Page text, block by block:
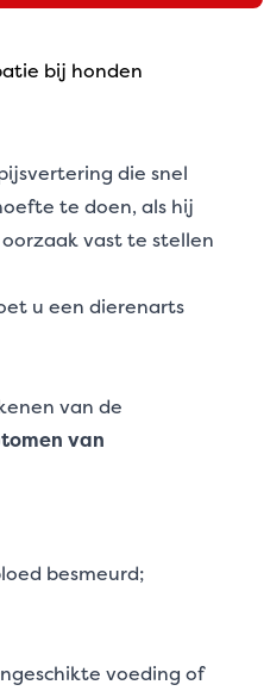
bij honden
die snel
te doen, als hij
vast te stellen
u een dierenarts
van de
van
besmeurd;
voeding of